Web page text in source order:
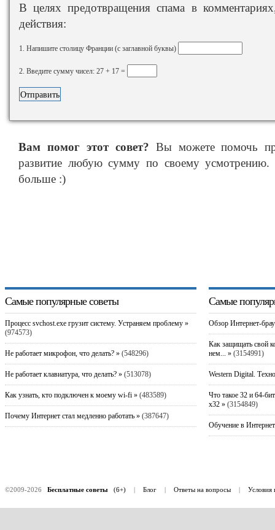
В целях предотвращения спама в
действия:
1. Напишите столицу Франции (с заглавной буквы)
2. Введите сумму чисел: 27 + 17 =
Вам помог этот совет? Вы можете помочь
развитие любую сумму по своему
больше :)
Самые популярные советы
Процесс svchost.exe грузит систему. Устраняем проблему »
(974573)
Не работает микрофон, что делать? »(548296)
Не работает клавиатура, что делать? »(513078)
Как узнать, кто подключен к моему wi-fi »(483589)
Почему Интернет стал медленно работать »(387647)
Самые
Обзор Интернет-
Как защищать свой
нем... »(3154991)
Western Digital.
Что такое 32 и 64-
x32 »(3154849)
Обучение в
©2009-2026 Бесплатные советы(6+) | Блог | Ответы на вопросы | Условия